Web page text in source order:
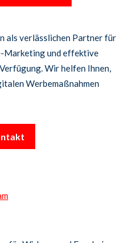
als verlässlichen Partner für
Marketing und effektive
Wir helfen Ihnen,
Werbemaßnahmen